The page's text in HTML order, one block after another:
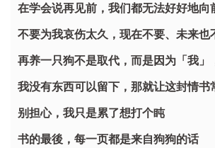
在学会说再见前，我们都无法好好地向
不要为我哀伤太久，现在不要、未来也
再养一只狗不是取代，而是因为「我」
我没有东西可以留下，那就让这封情书
别担心，我只是累了想打个盹
书的最後，每一页都是来自狗狗的话